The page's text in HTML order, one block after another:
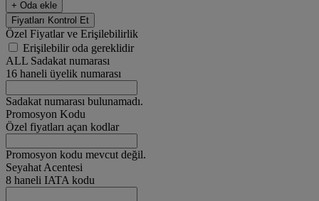
+ Oda ekle
Fiyatları Kontrol Et
Özel Fiyatlar ve Erişilebilirlik
Erişilebilir oda gereklidir
ALL Sadakat numarası
16 haneli üyelik numarası
Sadakat numarası bulunamadı.
Promosyon Kodu
Özel fiyatları açan kodlar
Promosyon kodu mevcut değil.
Seyahat Acentesi
8 haneli IATA kodu